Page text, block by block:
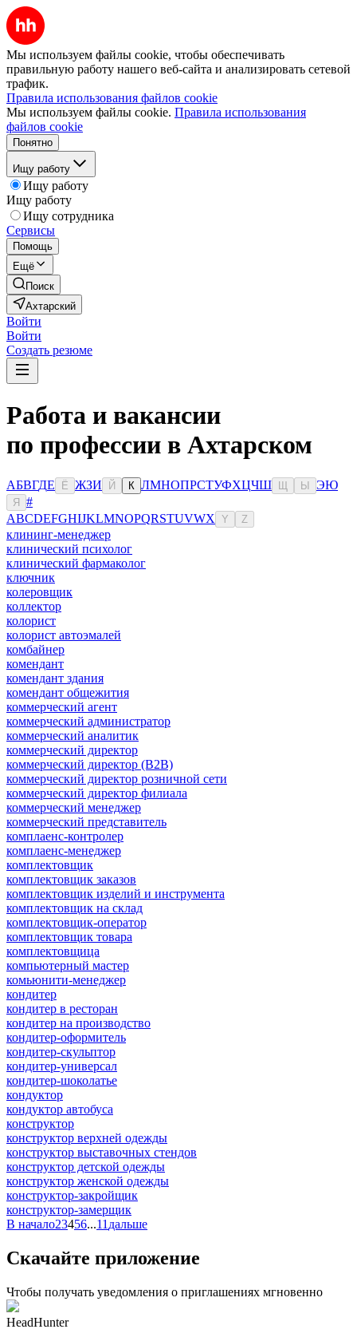
Мы используем файлы cookie, чтобы обеспечивать
правильную работу нашего веб-сайта и анализировать сетевой
трафик.
Правила использования файлов cookie
Мы используем файлы cookie. Правила использования
файлов cookie
Понятно
Ищу работу
Ищу работу
Ищу работу
Ищу сотрудника
Сервисы
Помощь
Ещё
Поиск
Ахтарский
Войти
Войти
Создать резюме
Работа и вакансии
по профессии в Ахтарском
АБВГДЕ Ё ЖЗИ Й К ЛМНОПРСТУФХЦЧШ Ы ЭЮ
Я
#
ABCDEFGHIJKLMNOPQRSTUVWX Y Z
клининг-менеджер
клинический психолог
клинический фармаколог
ключник
колеровщик
коллектор
колорист
колорист автоэмалей
комбайнер
комендант
комендант здания
комендант общежития
коммерческий агент
коммерческий администратор
коммерческий аналитик
коммерческий директор
коммерческий директор (B2B)
коммерческий директор розничной сети
коммерческий директор филиала
коммерческий менеджер
коммерческий представитель
комплаенс-контролер
комплаенс-менеджер
комплектовщик
комплектовщик заказов
комплектовщик изделий и инструмента
комплектовщик на склад
комплектовщик-оператор
комплектовщик товара
комплектовщица
компьютерный мастер
комьюнити-менеджер
кондитер
кондитер в ресторан
кондитер на производство
кондитер-оформитель
кондитер-скульптор
кондитер-универсал
кондитер-шоколатье
кондуктор
кондуктор автобуса
конструктор
конструктор верхней одежды
конструктор выставочных стендов
конструктор детской одежды
конструктор женской одежды
конструктор-закройщик
конструктор-замерщик
В начало23456...11 дальше
Скачайте приложение
Чтобы получать уведомления о приглашениях мгновенно
HeadHunter